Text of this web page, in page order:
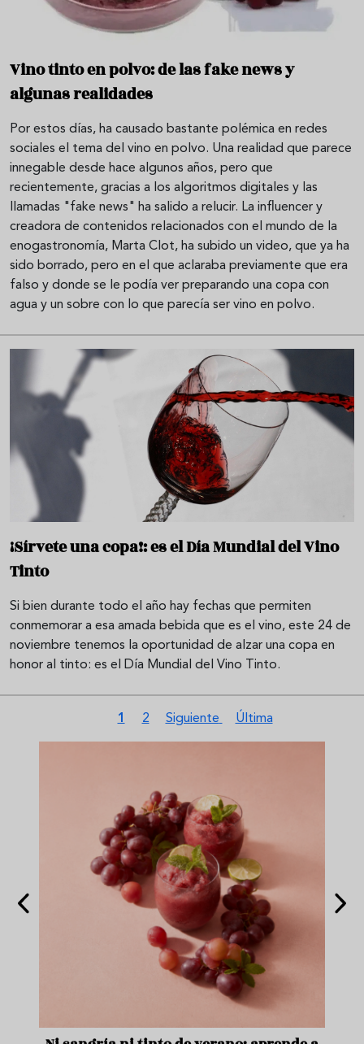
Vino tinto en polvo: de las fake news y
algunas realidades
Por estos días, ha causado bastante polémica en redes
sociales el tema del vino en polvo. Una realidad que parece
innegable desde hace algunos años, pero que
recientemente, gracias a los algoritmos digitales y las
llamadas "fake news" ha salido a relucir. La influencer y
creadora de contenidos relacionados con el mundo de la
enogastronomía, Marta Clot, ha subido un video, que ya ha
sido borrado, pero en el que aclaraba previamente que era
falso y donde se le podía ver preparando una copa con
agua y un sobre con lo que parecía ser vino en polvo.
¡Sírvete una copa!: es el Día Mundial del Vino
Tinto
Si bien durante todo el año hay fechas que permiten
conmemorar a esa amada bebida que es el vino, este 24 de
noviembre tenemos la oportunidad de alzar una copa en
honor al tinto: es el Día Mundial del Vino Tinto.
Página actual
1 Página
2 Siguiente página
Siguiente Última página
Última